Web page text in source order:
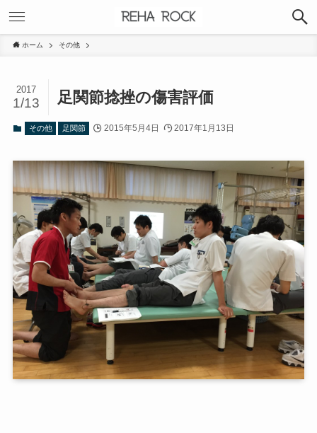
ホーム その他
足関節捻挫の傷害評価
2017
1/13
その他 足関節 2015年5月4日 2017年1月13日